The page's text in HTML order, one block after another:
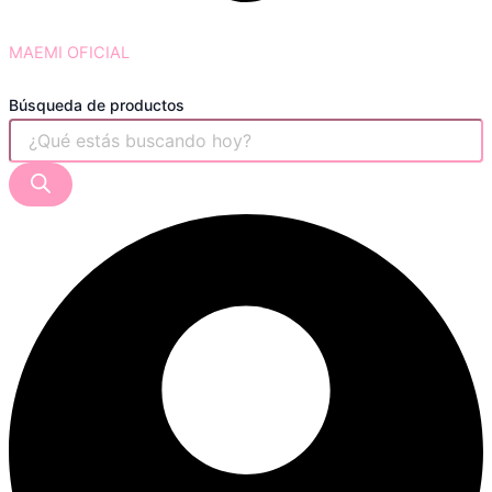
MAEMI OFICIAL
Búsqueda de productos